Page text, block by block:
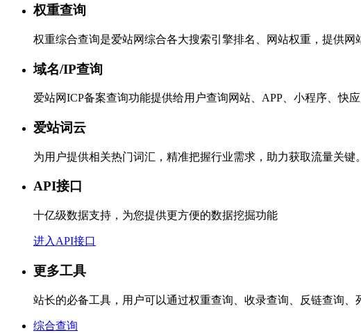
权重查询
权重综合查询是爱站网综合各大搜索引擎排名、网站权重，提供
域名/IP查询
爱站网ICP备案查询功能提供给用户查询网站、APP、小程序、快
爱站词云
为用户提供相关热门词汇，精准把握行业需求，助力获取流量关键。
API接口
十亿级数据支持，为您提供更方便的数据挖掘功能
进入API接口
更多工具
站长的必备工具，用户可以通过权重查询、收录查询、反链查询
综合查询